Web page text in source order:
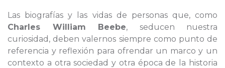
Las biografías y las vidas de personas que, como
Charles William Beebe, seducen nuestra
curiosidad, deben valernos siempre como punto de
referencia y reflexión para ofrendar un marco y un
contexto a otra sociedad y otra época de la historia